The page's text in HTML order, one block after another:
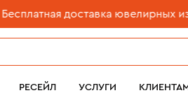
доставка ювелирных
РЕСЕЙЛ УСЛУГИ